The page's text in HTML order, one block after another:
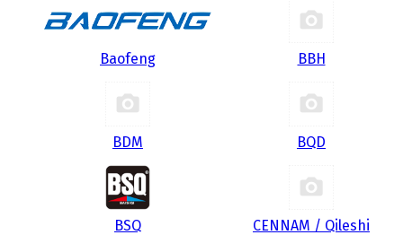
Baofeng BBH
BDM BQD
BSQ CENNAM / Qileshi